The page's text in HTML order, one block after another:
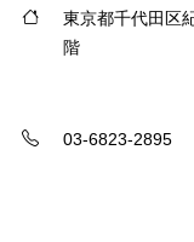
東京都千代田区
階
03-6823-2895